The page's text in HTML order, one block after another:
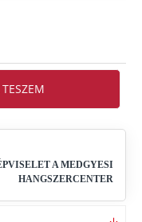
A MEDGYESI
HANGSZERCENTER